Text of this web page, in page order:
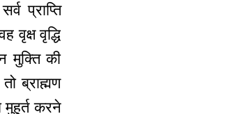
प्राप्ति
वृद्धि
मुक्ति की
ब्राह्मण
मुहूर्त करने